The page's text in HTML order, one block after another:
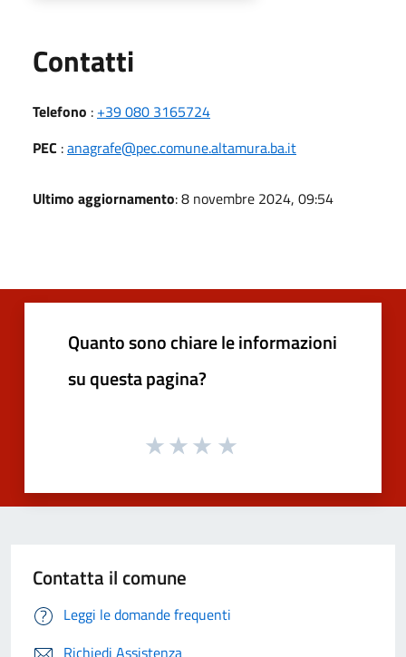
Contatti
Telefono : +39 080 3165724
PEC :anagrafe@pec.comune.altamura.ba.it
Ultimo aggiornamento: 8 novembre 2024, 09:54
Quanto sono chiare le informazioni
su questa pagina?
Contatta il comune
Leggi le domande frequenti